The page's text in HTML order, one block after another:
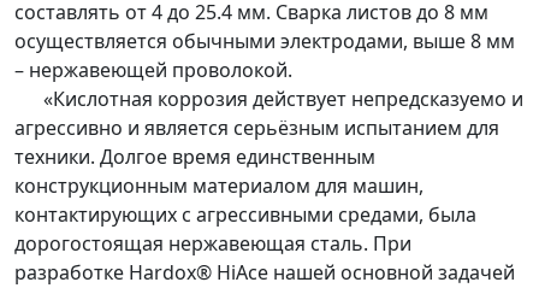
составлять от 4 до 25.4 мм. Сварка листов до 8 мм
осуществляется обычными электродами, выше 8 мм
– нержавеющей проволокой.
«Кислотная коррозия действует непредсказуемо и
агрессивно и является серьёзным испытанием для
техники. Долгое время единственным
конструкционным материалом для машин,
контактирующих с агрессивными средами, была
дорогостоящая нержавеющая сталь. При
разработке Hardox® HiAce нашей основной задачей